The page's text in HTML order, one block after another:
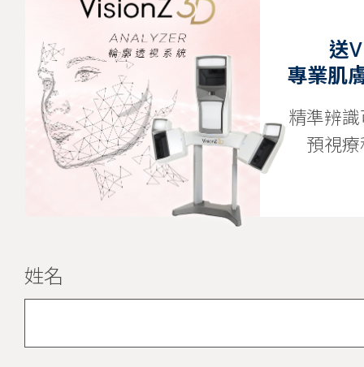
送
專業肌
精準辨
預視
姓名